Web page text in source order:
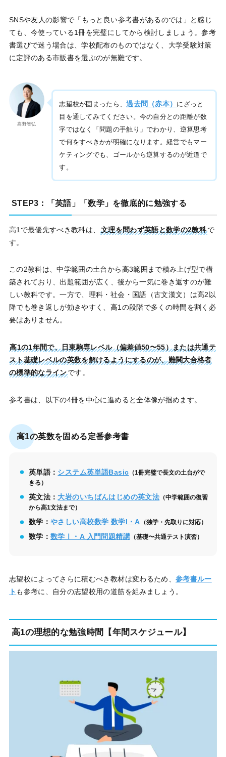
SNSや友人の影響で「もっと良い参考書があるのでは」と感じ
ても、今使っている1冊を完璧にしてから検討しましょう。参考
書選びで迷う場合は、学校配布のものではなく、大学受験対策
に定評のある市販書を選ぶのが無難です。
高野智弘
志望校が固まったら、過去問（赤本） にざっと
目を通してみてください。今の自分との距離が数
字ではなく「問題の手触り」でわかり、逆算思考
で何をすべきかが明確になります。経営でもマー
ケティングでも、ゴールから逆算するのが近道で
す。
STEP3：「英語」「数学」を徹底的に勉強する
高1で最優先すべき教科は、 文理を問わず英語と数学の2教科で
す。
この2教科は、中学範囲の土台から高3範囲まで積み上げ型で構
築されており、出題範囲が広く、後から一気に巻き返すのが難
しい教科です。一方で、理科・社会・国語（古文漢文）は高2以
降でも巻き返しが効きやすく、高1の段階で多くの時間を割く必
要はありません。
高1の1年間で、日東駒専レベル（偏差値50〜55）または共通テ
スト基礎レベルの英数を解けるようにするのが、難関大合格者
の標準的なラインです。
参考書は、以下の4冊を中心に進めると全体像が掴めます。
高1の英数を固める定番参考書
英単語： システム英単語Basic （1冊完璧で長文の土台がで
きる）
英文法： 大岩のいちばんはじめの英文法 （中学範囲の復習
から高1文法まで）
数学：やさしい高校数学 数学I・A （独学・先取りに対応）
数学：数学Ⅰ・A 入門問題精講 （基礎〜共通テスト演習）
志望校によってさらに積むべき教材は変わるため、 参考書ルー
ト も参考に、自分の志望校用の道筋を組みましょう。
高1の理想的な勉強時間【年間スケジュール】